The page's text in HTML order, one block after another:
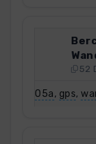
52
05a, gps,